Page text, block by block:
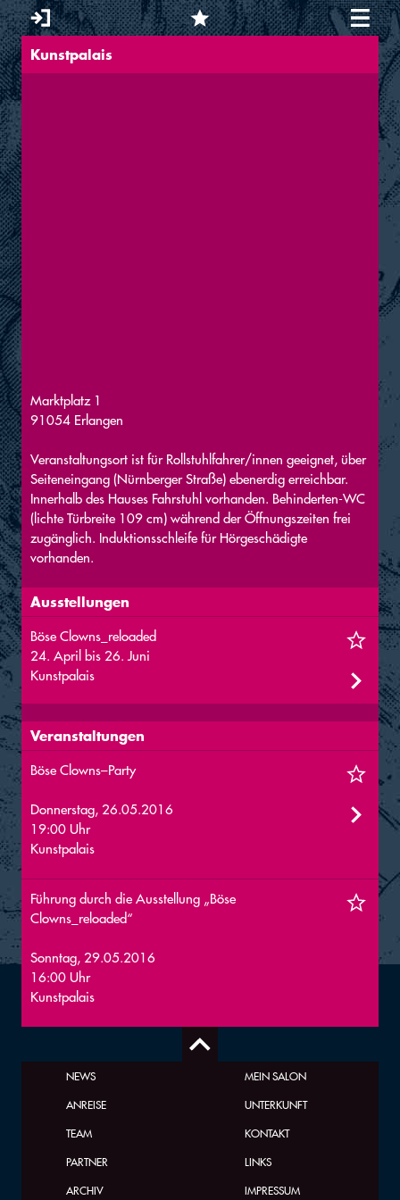
Sie sind hier
Kunstpalais
Marktplatz 1
91054 Erlangen
Veranstaltungsort ist für Rollstuhlfahrer/innen geeignet, über
Seiteneingang (Nürnberger Straße) ebenerdig erreichbar.
Innerhalb des Hauses Fahrstuhl vorhanden. Behinderten-WC
(lichte Türbreite 109 cm) während der Öffnungszeiten frei
zugänglich. Induktionsschleife für Hörgeschädigte
vorhanden.
Ausstellungen
Böse Clowns_reloaded
24. April bis 26. Juni
Kunstpalais
Veranstaltungen
Böse Clowns–Party
Donnerstag, 26.05.2016
19:00 Uhr
Kunstpalais
Führung durch die Ausstellung „Böse
Clowns_reloaded“
Sonntag, 29.05.2016
16:00 Uhr
Kunstpalais
NEWS
MEIN SALON
ANREISE
UNTERKUNFT
TEAM
KONTAKT
PARTNER
LINKS
ARCHIV
IMPRESSUM